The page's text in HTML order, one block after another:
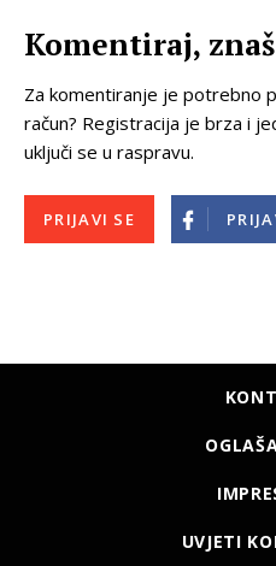
Komentiraj,
Za komentiranje je potrebno
račun? Registracija je brza i
uključi se u raspravu.
PRIJAVI SE
UVJETI